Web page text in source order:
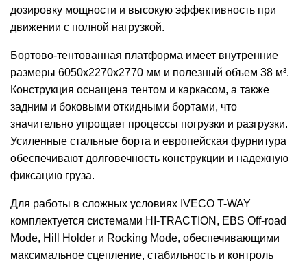
дозировку мощности и высокую эффективность при
движении с полной нагрузкой.
Бортово-тентованная платформа имеет внутренние
размеры 6050x2270x2770 мм и полезный объем 38 м³.
Конструкция оснащена тентом и каркасом, а также
задним и боковыми откидными бортами, что
значительно упрощает процессы погрузки и разгрузки.
Усиленные стальные борта и европейская фурнитура
обеспечивают долговечность конструкции и надежную
фиксацию груза.
Для работы в сложных условиях IVECO T-WAY
комплектуется системами HI-TRACTION, EBS Off-road
Mode, Hill Holder и Rocking Mode, обеспечивающими
максимальное сцепление, стабильность и контроль